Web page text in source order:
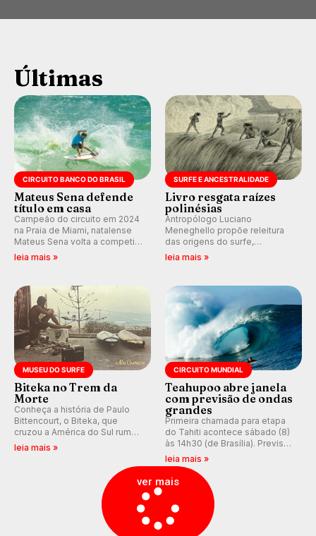
Últimas
CIRCUITO BANCO DO BRASIL
Mateus Sena defende
título em casa
Campeão do circuito em 2024
na Praia de Miami, natalense
Mateus Sena volta a competir
em casa em busca de manter a
leia mais »
SURFE E ANCESTRALIDADE
Livro resgata raízes
polinésias
Antropólogo Luciano
Meneghello propõe releitura
das origens do surfe,
resgatando a cultura polinésia
prática em esporte e indústria.
leia mais »
MUSEU DO SURFE
Biteka no Trem da
Morte
Conheça a história de Paulo
Bittencourt, o Biteka, que
cruzou a América do Sul rumo
ao Pacífico em uma jornada
aventura, resiliência e paixão
leia mais »
CIRCUITO MUNDIAL
Teahupoo abre janela
com previsão de ondas
grandes
Primeira chamada para etapa
do Tahiti acontece sábado (8)
às 14h30 (de Brasília). Previsão
indica swell consistente.
Medina embarca para evento e
WSL divulga baterias, com
Kelly Slater convidado.
leia mais »
ver mais